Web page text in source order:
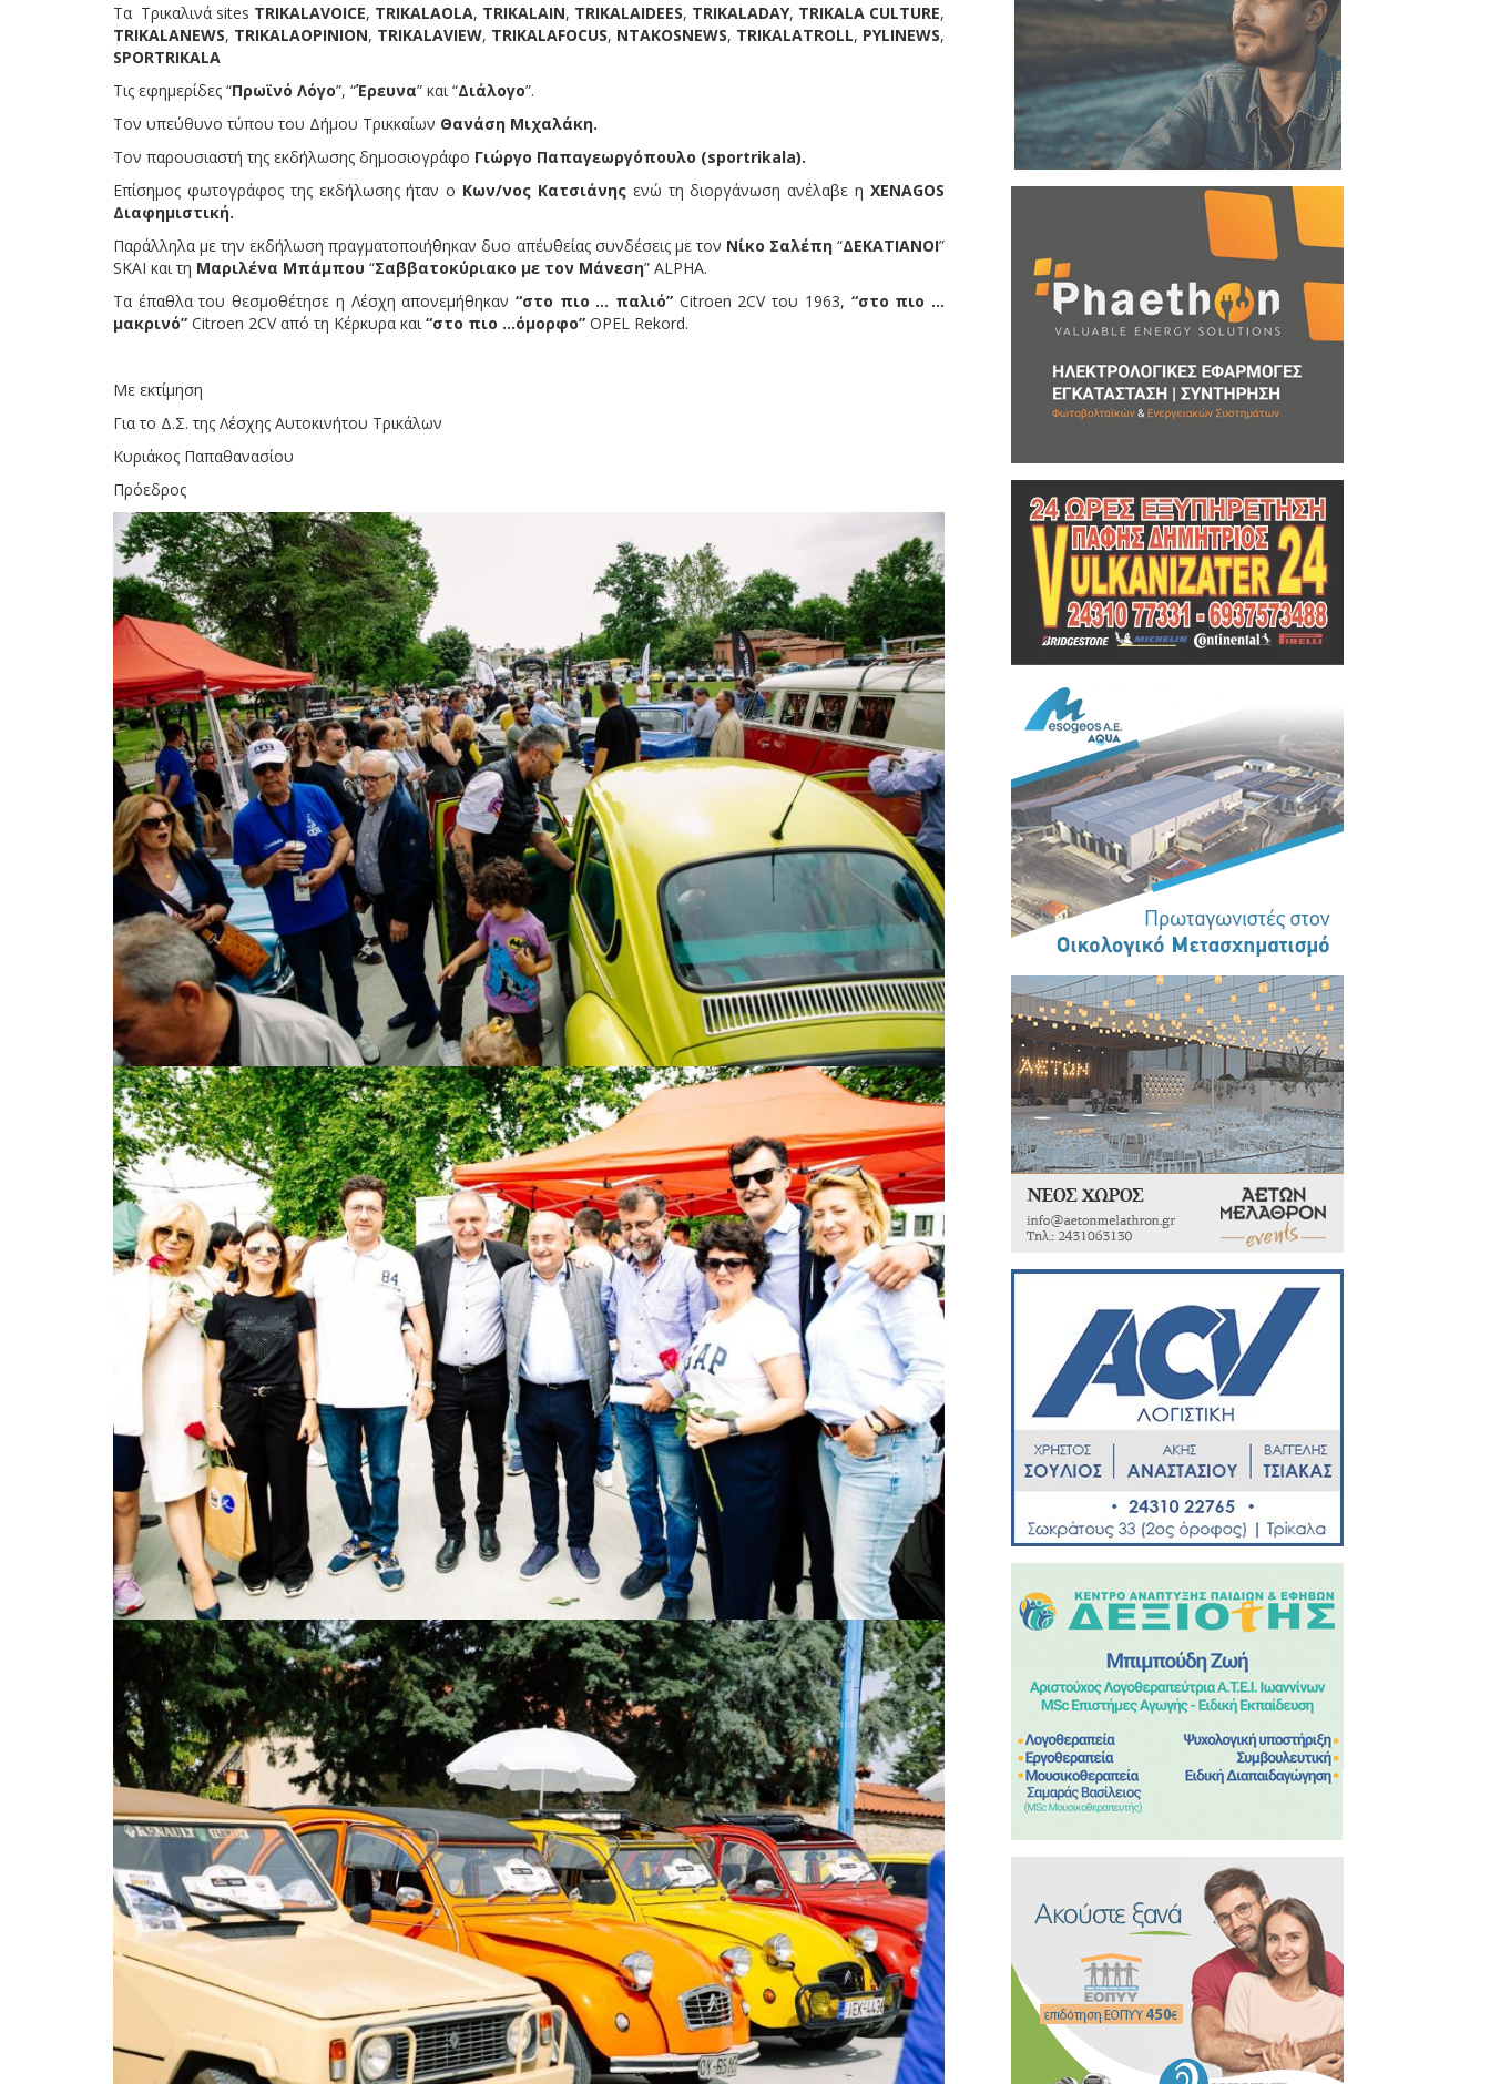
Τα Τρικαλινά sites TRIKALAVOICE, TRIKALAOLA, TRIKALAIN, TRIKALAIDEES, TRIKALADAY, TRIKALA CULTURE,
TRIKALANEWS, TRIKALAOPINION, TRIKALAVIEW, TRIKALAFOCUS, NTAKOSNEWS, TRIKALATROLL, PYLINEWS,
SPORTRIKALA
Τις εφημερίδες “Πρωϊνό Λόγο”, “Έρευνα” και “Διάλογο”.
Τον υπεύθυνο τύπου του Δήμου Τρικκαίων Θανάση Μιχαλάκη.
Τον παρουσιαστή της εκδήλωσης δημοσιογράφο Γιώργο Παπαγεωργόπουλο (sportrikala).
Επίσημος φωτογράφος της εκδήλωσης ήταν ο Κων/νος Κατσιάνηςενώ τη διοργάνωση ανέλαβε ηXENAGOS
Διαφημιστική.
Παράλληλα με την εκδήλωση πραγματοποιήθηκαν δυο απ΄ευθείας συνδέσεις με τον Νίκο Σαλέπη“ΔΕΚΑΤΙΑΝΟΙ”
SKAI και τη Μαριλένα Μπάμπου “Σαββατοκύριακο με τον Μάνεση” ALPHA.
Τα έπαθλα του θεσμοθέτησε η Λέσχη απονεμήθηκαν “στο πιο … παλιό” Citroen 2CV του 1963, “στο πιο …
μακρινό” Citroen 2CV από τη Κέρκυρα και“στο πιο …όμορφο” ΟPEL Rekord.
Με εκτίμηση
Για το Δ.Σ. της Λέσχης Αυτοκινήτου Τρικάλων
Κυριάκος Παπαθανασίου
Πρόεδρος